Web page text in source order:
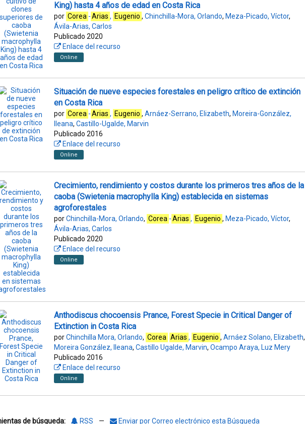
King) hasta 4 años de edad en Costa Rica
por Corea - Arias , Eugenio , Chinchilla-Mora, Orlando, Meza-Picado, Víctor,
Ávila-Arias, Carlos
Publicado 2020
Enlace del recurso
Online
Situación de nueve especies forestales en peligro crítico de extinción
en Costa Rica
por Corea - Arias , Eugenio , Arnáez-Serrano, Elizabeth, Moreira-González,
Ileana, Castillo-Ugalde, Marvin
Publicado 2016
Enlace del recurso
Online
Crecimiento, rendimiento y costos durante los primeros tres años de la
caoba (Swietenia macrophylla King) establecida en sistemas
agroforestales
porChinchilla-Mora, Orlando, Corea - Arias , Eugenio , Meza-Picado, Víctor,
Ávila-Arias, Carlos
Publicado 2020
Enlace del recurso
Online
Anthodiscus chocoensis Prance, Forest Specie in Critical Danger of
Extinction in Costa Rica
porChinchilla Mora, Orlando, Corea Arias , Eugenio , Arnáez Solano, Elizabeth,
Moreira González, Ileana, Castillo Ugalde, Marvin, Ocampo Araya, Luz Mery
Publicado 2016
Enlace del recurso
Online
de búsqueda: RSS — Enviar por Correo electrónico esta Búsqueda